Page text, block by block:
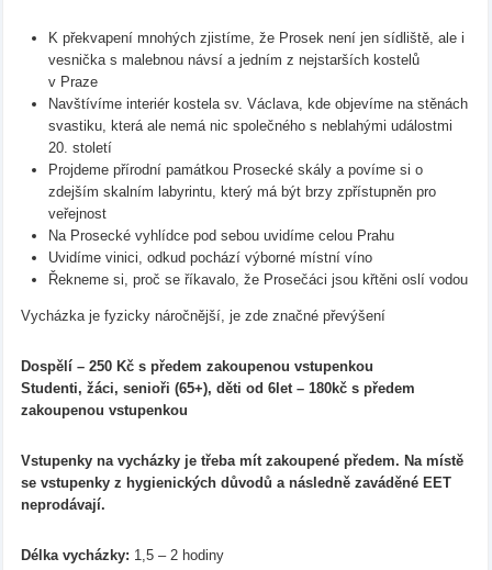
K překvapení mnohých zjistíme, že Prosek není jen sídliště, ale i
vesnička s malebnou návsí a jedním z nejstarších kostelů
v Praze
Navštívíme interiér kostela sv. Václava, kde objevíme na stěnách
svastiku, která ale nemá nic společného s neblahými událostmi
20. století
Projdeme přírodní památkou Prosecké skály a povíme si o
zdejším skalním labyrintu, který má být brzy zpřístupněn pro
veřejnost
Na Prosecké vyhlídce pod sebou uvidíme celou Prahu
Uvidíme vinici, odkud pochází výborné místní víno
Řekneme si, proč se říkavalo, že Prosečáci jsou křtěni oslí vodou
Vycházka je fyzicky náročnější, je zde značné převýšení
Dospělí – 250 Kč s předem zakoupenou vstupenkou
Studenti, žáci, senioři (65+), děti od 6let – 180kč s předem
zakoupenou vstupenkou
Vstupenky na vycházky je třeba mít zakoupené předem. Na místě
se vstupenky z hygienických důvodů a následně zaváděné EET
neprodávají.
Délka vycházky: 1,5 – 2 hodiny